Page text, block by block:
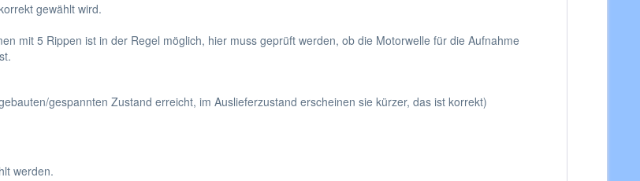
gewählt wird.
mit 5 Rippen ist in der Regel möglich, hier muss geprüft werden, ob die Motorwelle für die Aufnahme
gespannten Zustand erreicht, im Auslieferzustand erscheinen sie kürzer, das ist korrekt)
werden.